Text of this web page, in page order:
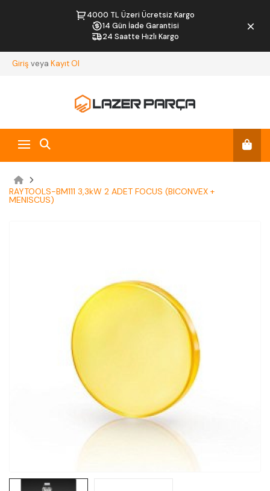
4000 TL Üzeri Ücretsiz Kargo
14 Gün İade Garantisi
24 Saatte Hızlı Kargo
Giriş veya Kayıt Ol
RAYTOOLS-BM111 3,3kW 2 ADET FOCUS (BICONVEX +
MENISCUS)